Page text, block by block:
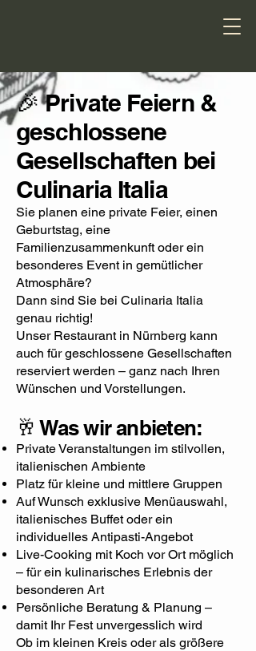
🎉 Private Feiern &
geschlossene
Gesellschaften bei
Culinaria Italia
Sie planen eine private Feier, einen
Geburtstag, eine
Familienzusammenkunft oder ein
besonderes Event in gemütlicher
Atmosphäre?
Dann sind Sie bei Culinaria Italia
genau richtig!
Unser Restaurant in Nürnberg kann
auch für geschlossene Gesellschaften
reserviert werden – ganz nach Ihren
Wünschen und Vorstellungen.
🥂 Was wir anbieten:
Private Veranstaltungen im stilvollen,
italienischen Ambiente
Platz für kleine und mittlere Gruppen
Auf Wunsch exklusive Menüauswahl,
italienisches Buffet oder ein
individuelles Antipasti-Angebot
Live-Cooking mit Koch vor Ort möglich
– für ein kulinarisches Erlebnis der
besonderen Art
Persönliche Beratung & Planung –
damit Ihr Fest unvergesslich wird
Ob im kleinen Kreis oder als größere